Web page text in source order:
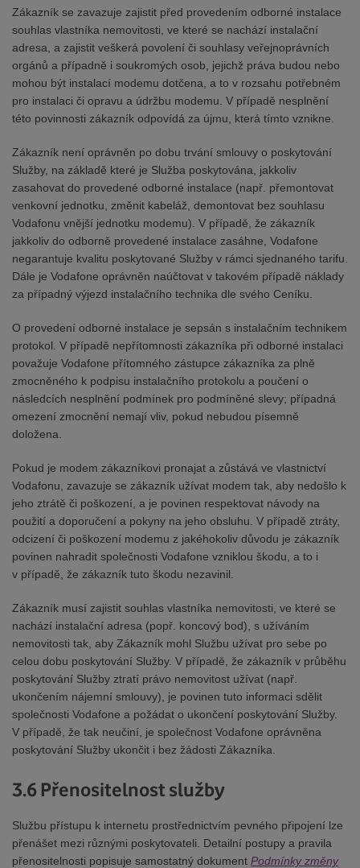
Zákazník se zavazuje zajistit před provedením odborné instalace
souhlas vlastníka nemovitosti, ve které se nachází instalační
adresa, a zajistit veškerá povolení či souhlasy veřejnoprávních
orgánů a případně i soukromých osob, jejichž práva budou nebo
mohou být instalací modemu dotčena, a to v rozsahu potřebném
pro instalaci či opravu a údržbu modemu. V případě nesplnění
této povinnosti zákazník odpovídá za újmu, která tímto vznikne.
Zákazník není oprávněn po dobu trvání smlouvy o poskytování
Služby, na základě které je Služba poskytována, jakkoliv
zasahovat do provedené odborné instalace (např. přemontovat
venkovní jednotku, změnit kabeláž, demontovat bez souhlasu
Vodafonu vnější jednotku modemu). V případě, že zákazník
jakkoliv do odborně provedené instalace zasáhne, Vodafone
negarantuje kvalitu poskytované Služby v rámci sjednaného tarifu.
Dále je Vodafone oprávněn naúčtovat v takovém případě náklady
za případný výjezd instalačního technika dle svého Ceníku.
O provedení odborné instalace je sepsán s instalačním technikem
protokol. V případě nepřítomnosti zákazníka při odborné instalaci
považuje Vodafone přítomného zástupce zákazníka za plně
zmocněného k podpisu instalačního protokolu a poučení o
následcích nesplnění podmínek pro podmíněné slevy; případná
omezení zmocnění nemají vliv, pokud nebudou písemně
doložena.
Pokud je modem zákazníkovi pronajat a zůstává ve vlastnictví
Vodafonu, zavazuje se zákazník užívat modem tak, aby nedošlo k
jeho ztrátě či poškození, a je povinen respektovat návody na
použití a doporučení a pokyny na jeho obsluhu. V případě ztráty,
odcizení či poškození modemu z jakéhokoliv důvodu je zákazník
povinen nahradit společnosti Vodafone vzniklou škodu, a to i
v případě, že zákazník tuto škodu nezavinil.
Zákazník musí zajistit souhlas vlastníka nemovitosti, ve které se
nachází instalační adresa (popř. koncový bod), s užíváním
nemovitosti tak, aby Zákazník mohl Službu užívat pro sebe po
celou dobu poskytování Služby. V případě, že zákazník v průběhu
poskytování Služby ztratí právo nemovitost užívat (např.
ukončením nájemní smlouvy), je povinen tuto informaci sdělit
společnosti Vodafone a požádat o ukončení poskytování Služby.
V případě, že tak neučiní, je společnost Vodafone oprávněna
poskytování Služby ukončit i bez žádosti Zákazníka.
3.6 Přenositelnost služby
Službu přístupu k internetu prostřednictvím pevného připojení lze
přenášet mezi různými poskytovateli. Detailní postupy a pravila
přenositelnosti popisuje samostatný dokument Podmínky změny